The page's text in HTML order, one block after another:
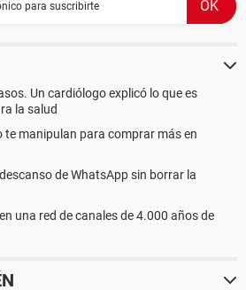
Un cardiólogo explicó lo que es
la salud
te manipulan para comprar más en
de WhatsApp sin borrar la
una red de canales de 4.000 años de